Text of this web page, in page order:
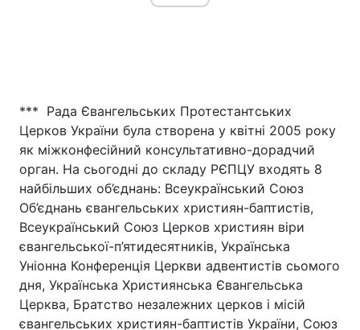
*** Рада Євангельських Протестантських
Церков України була створена у квітні 2005 року
як міжконфесійний консультативно-дорадчий
орган. На сьогодні до складу РЄПЦУ входять 8
найбільших об’єднань: Всеукраїнський Союз
Об’єднань євангельських християн-баптистів,
Всеукраїнський Союз Церков християн віри
євангельської-п’ятидесятників, Українська
Уніонна Конференція Церкви адвентистів сьомого
дня, Українська Християнська Євангельська
Церква, Братство незалежних церков і місій
євангельських християн-баптистів України, Союз